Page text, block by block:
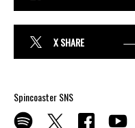
X SHARE
Spincoaster SNS